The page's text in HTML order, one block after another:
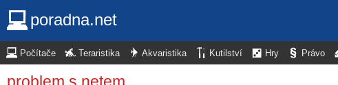
poradna.net
Počítače Teraristika Akvaristika Kutilství Hry Právo
problem s netem